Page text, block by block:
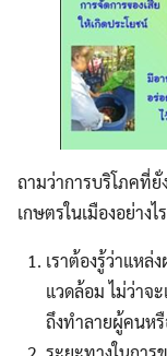
ถามว่าการบริโภคที่
เกษตรในเมืองอย่างไ
เราต้องรู้ว่าแหล่
แวดล้อม ไม่ว่าจ
ถึงทำลายผู้คนหรื